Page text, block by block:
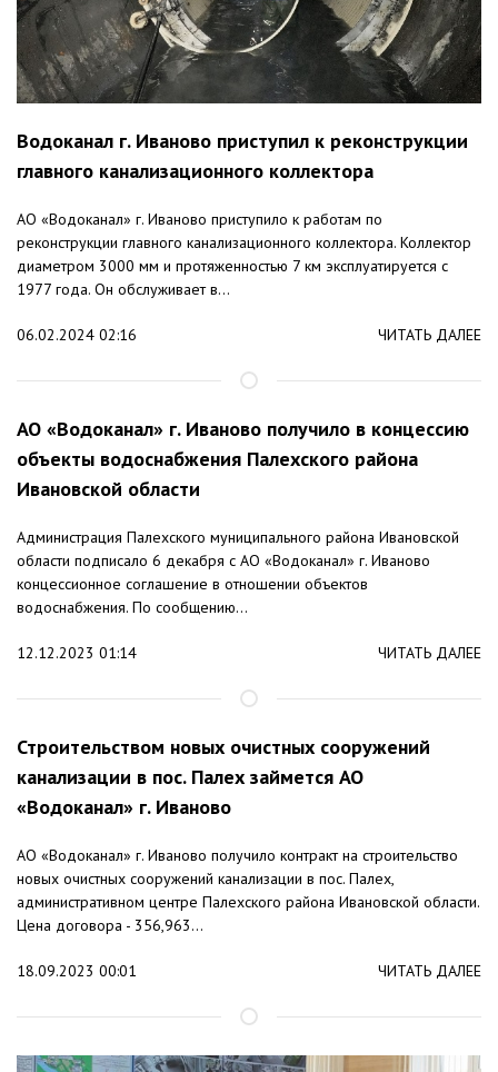
Водоканал г. Иваново приступил к реконструкции
главного канализационного коллектора
АО «Водоканал» г. Иваново приступило к работам по
реконструкции главного канализационного коллектора. Коллектор
диаметром 3000 мм и протяженностью 7 км эксплуатируется с
1977 года. Он обслуживает в...
06.02.2024 02:16 ЧИТАТЬ ДАЛЕЕ
АО «Водоканал» г. Иваново получило в концессию
объекты водоснабжения Палехского района
Ивановской области
Администрация Палехского муниципального района Ивановской
области подписало 6 декабря с АО «Водоканал» г. Иваново
концессионное соглашение в отношении объектов
водоснабжения. По сообщению...
12.12.2023 01:14 ЧИТАТЬ ДАЛЕЕ
Строительством новых очистных сооружений
канализации в пос. Палех займется АО
«Водоканал» г. Иваново
АО «Водоканал» г. Иваново получило контракт на строительство
новых очистных сооружений канализации в пос. Палех,
административном центре Палехского района Ивановской области.
Цена договора - 356,963...
18.09.2023 00:01 ЧИТАТЬ ДАЛЕЕ